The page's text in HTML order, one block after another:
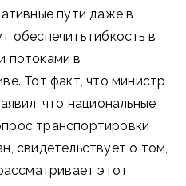
пути даже в
обеспечить гибкость в
потоками в
Тот факт, что министр
что национальные
транспортировки
свидетельствует о том,
этот